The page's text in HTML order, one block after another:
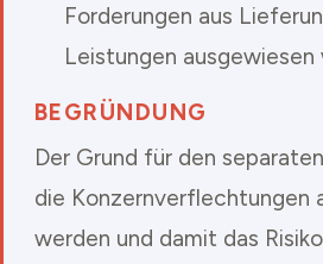
Forderungen aus
Leistungen ausgewiesen
BEGRÜNDUNG
Der Grund für den
die Konzernverflechtungen
werden und damit das